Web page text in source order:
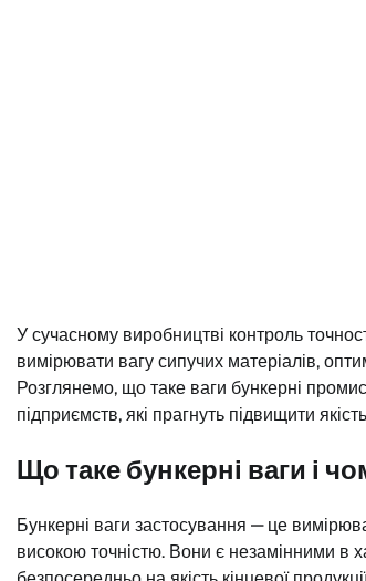
У сучасному виробництві контроль
вимірювати вагу сипучих матеріалів,
Розглянемо, що таке ваги бункерні
підприємств, які прагнуть підвищити
Що таке бункерні ваги і
Бункерні ваги застосування — це
високою точністю. Вони є незамінними в